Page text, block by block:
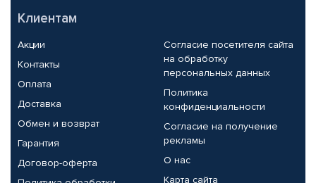
Клиентам
Акции
Контакты
Оплата
Доставка
Обмен и возврат
Гарантия
Договор-оферта
Согласие посетителя сайта
на обработку
персональных данных
Политика
конфиденциальности
Согласие на получение
рекламы
О нас
Карта сайта